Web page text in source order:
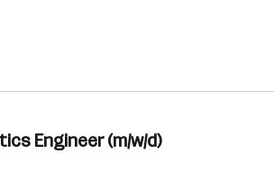
Engineer (m/w/d)